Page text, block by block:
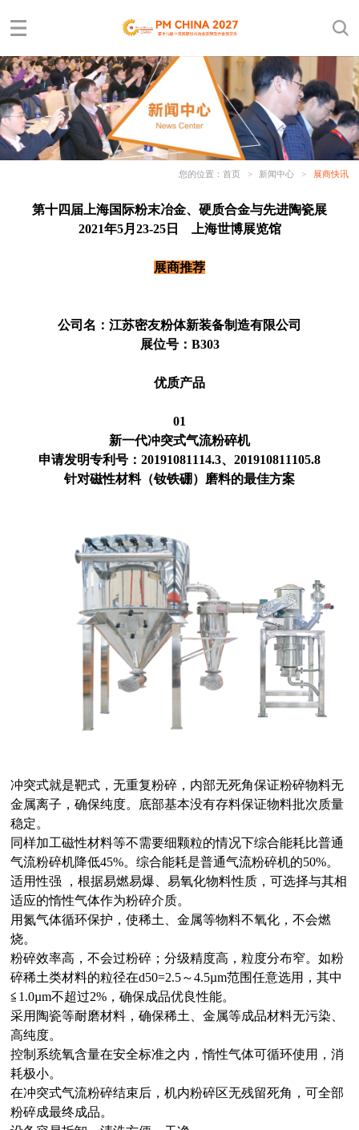
您的位置： 首页 > 新闻中心 > 展商快讯
第十四届上海国际粉末冶金、硬质合金与先进陶瓷展
2021年5月23-25日 上海世博展览馆
展商推荐
公司名：江苏密友粉体新装备制造有限公司
展位号：B303
优质产品
01
新一代冲突式气流粉碎机
申请发明专利号：20191081114.3、201910811105.8
针对磁性材料（钕铁硼）磨料的最佳方案
冲突式就是靶式，无重复粉碎，内部无死角保证粉碎物料无
金属离子，确保纯度。底部基本没有存料保证物料批次质量
稳定。
同样加工磁性材料等不需要细颗粒的情况下综合能耗比普通
气流粉碎机降低45%。综合能耗是普通气流粉碎机的50%。
适用性强 ，根据易燃易爆、易氧化物料性质，可选择与其相
适应的惰性气体作为粉碎介质。
用氮气体循环保护，使稀土、金属等物料不氧化，不会燃
烧。
粉碎效率高，不会过粉碎；分级精度高，粒度分布窄。如粉
碎稀土类材料的粒径在d50=2.5～4.5µm范围任意选用，其中
≦1.0µm不超过2%，确保成品优良性能。
采用陶瓷等耐磨材料，确保稀土、金属等成品材料无污染、
高纯度。
控制系统氧含量在安全标准之内，惰性气体可循环使用，消
耗极小。
在冲突式气流粉碎结束后，机内粉碎区无残留死角，可全部
粉碎成最终成品。